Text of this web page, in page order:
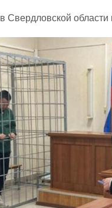
Свердловской области